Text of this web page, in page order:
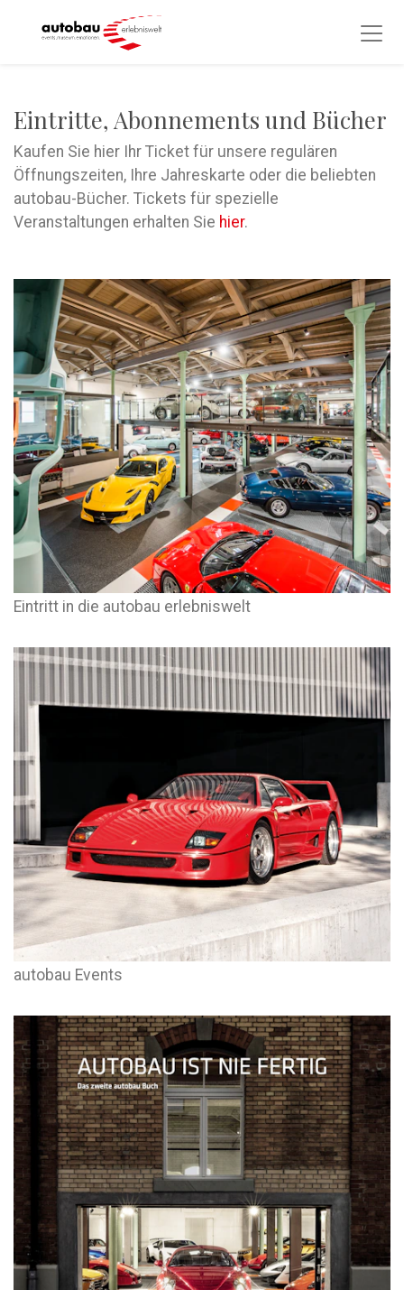
Eintritte, Abonnements und Bücher
Kaufen Sie hier Ihr Ticket für unsere regulären
Öffnungszeiten, Ihre Jahreskarte oder die beliebten
autobau-Bücher. Tickets für spezielle
Veranstaltungen erhalten Sie hier.
Eintritt in die autobau erlebniswelt
autobau Events